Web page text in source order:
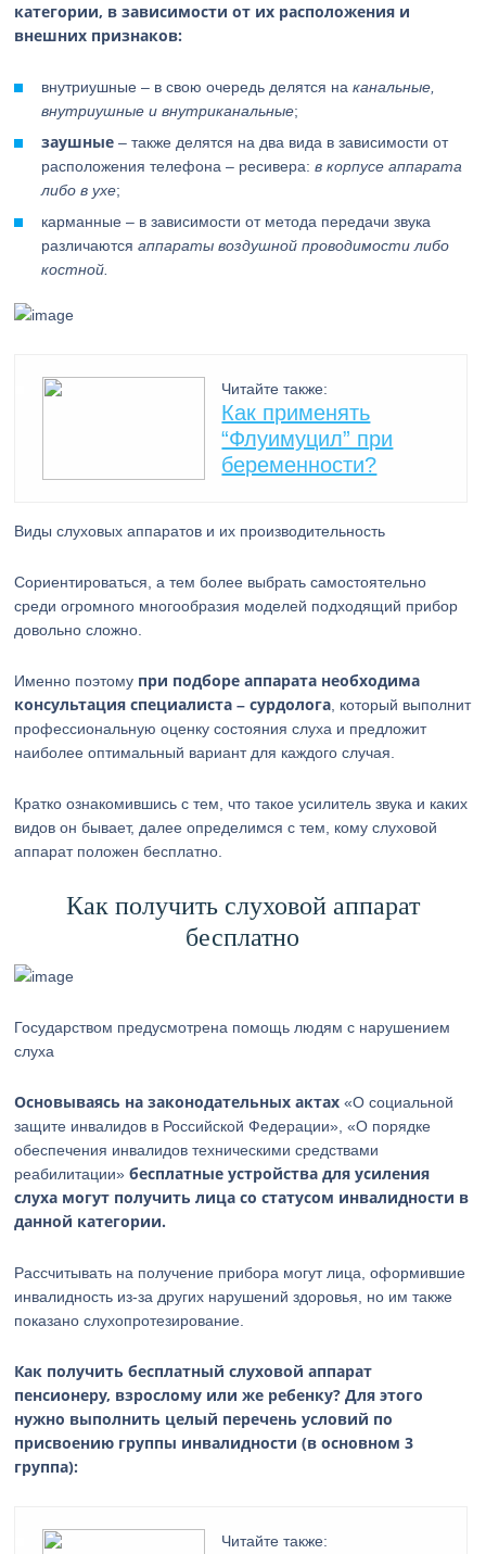
категории, в зависимости от их расположения и
внешних признаков:
внутриушные – в свою очередь делятся наканальные,
внутриушные и внутриканальные;
заушные – также делятся на два вида в зависимости от
расположения телефона – ресивера:в корпусе аппарата
либо в ухе;
карманные – в зависимости от метода передачи звука
различаютсяаппараты воздушной проводимости либо
костной.
Читайте также:
Как применять
“Флуимуцил” при
беременности?
Виды слуховых аппаратов и их производительность
Сориентироваться, а тем более выбрать самостоятельно
среди огромного многообразия моделей подходящий прибор
довольно сложно.
Именно поэтому при подборе аппарата необходима
консультация специалиста – сурдолога , который выполнит
профессиональную оценку состояния слуха и предложит
наиболее оптимальный вариант для каждого случая.
Кратко ознакомившись с тем, что такое усилитель звука и каких
видов он бывает, далее определимся с тем, кому слуховой
аппарат положен бесплатно.
Как получить слуховой аппарат
бесплатно
Государством предусмотрена помощь людям с нарушением
слуха
Основываясь на законодательных актах «О социальной
защите инвалидов в Российской Федерации», «О порядке
обеспечения инвалидов техническими средствами
реабилитации»бесплатные устройства для усиления
слуха могут получить лица со статусом инвалидности в
данной категории.
Рассчитывать на получение прибора могут лица, оформившие
инвалидность из-за других нарушений здоровья, но им также
показано слухопротезирование.
Как получить бесплатный слуховой аппарат
пенсионеру, взрослому или же ребенку? Для этого
нужно выполнить целый перечень условий по
присвоению группы инвалидности (в основном 3
группа):
Читайте также: